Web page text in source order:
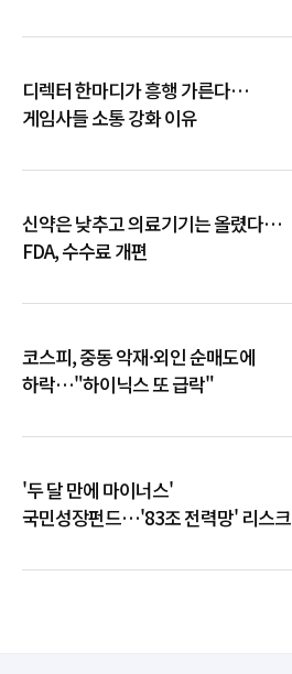
디렉터 한마디가 흥행 가른다…
게임사들 소통 강화 이유
신약은 낮추고 의료기기는 올렸다…
FDA, 수수료 개편
코스피, 중동 악재·외인 순매도에
하락…"하이닉스 또 급락"
'두 달 만에 마이너스'
국민성장펀드…'83조 전력망' 리스크